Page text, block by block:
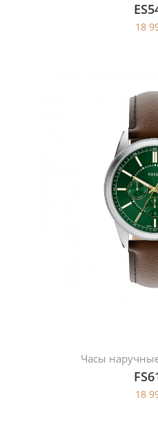
18
Часы
18